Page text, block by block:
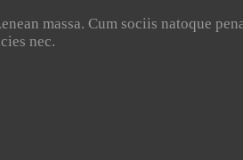
massa. Cum sociis natoque
nec.